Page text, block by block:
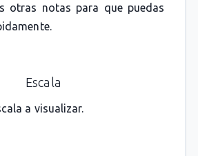
otras notas para que puedas
Escala
a visualizar.